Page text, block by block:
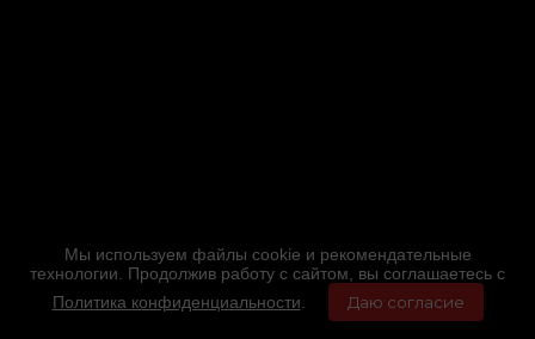
Мы используем файлы cookie и рекомендательные
технологии. Продолжив работу с сайтом, вы соглашаетесь с
Политика конфиденциальности
Даю согласие